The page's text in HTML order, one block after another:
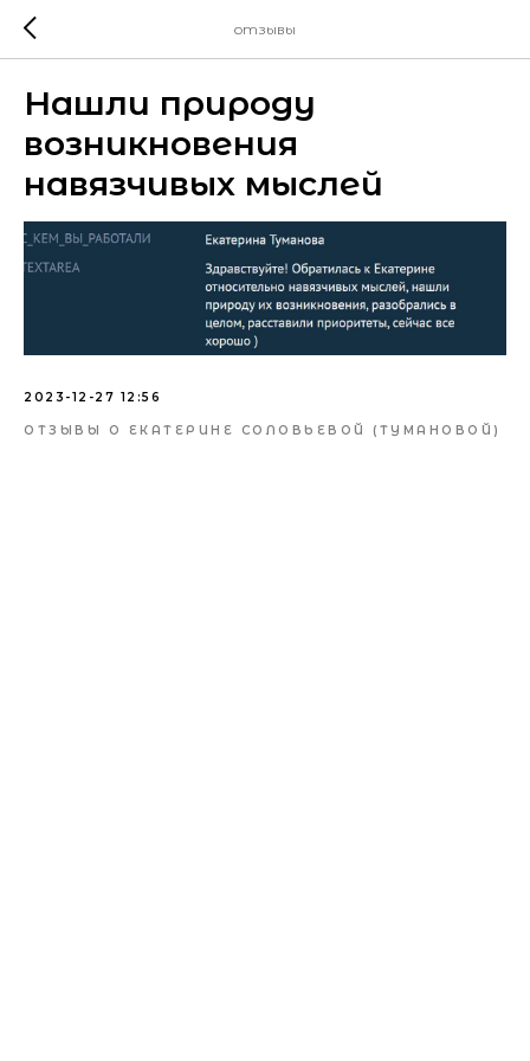
отзывы
Нашли природу
возникновения
навязчивых мыслей
2023-12-27 12:56
ОТЗЫВЫ О ЕКАТЕРИНЕ СОЛОВЬЕВОЙ (ТУМАНОВОЙ)